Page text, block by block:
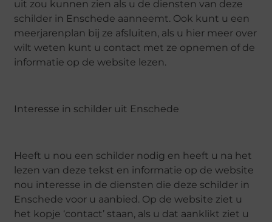
uit zou kunnen zien als u de diensten van deze
schilder in Enschede aanneemt. Ook kunt u een
meerjarenplan bij ze afsluiten, als u hier meer over
wilt weten kunt u contact met ze opnemen of de
informatie op de website lezen.
Interesse in schilder uit Enschede
Heeft u nou een schilder nodig en heeft u na het
lezen van deze tekst en informatie op de website
nou interesse in de diensten die deze schilder in
Enschede voor u aanbied. Op de website ziet u
het kopje ‘contact’ staan, als u dat aanklikt ziet u